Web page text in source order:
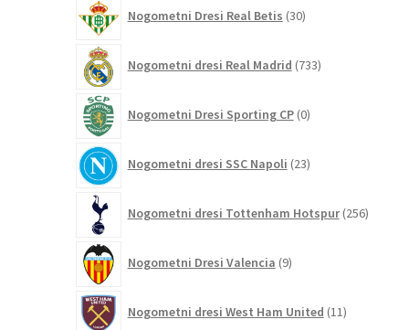
Nogometni Dresi Real Betis 30izdelkov
Nogometni dresi Real Madrid 733izdelkov
Nogometni Dresi Sporting CP 0izdelkov
Nogometni dresi SSC Napoli 23izdelkov
Nogometni dresi Tottenham Hotspur 256
Nogometni Dresi Valencia 9izdelkov
Nogometni dresi West Ham United 11izdelkov